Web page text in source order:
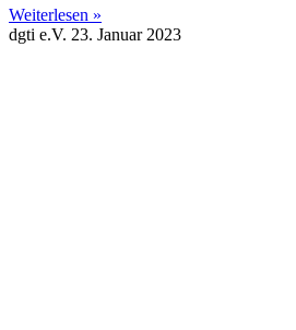
Weiterlesen »
dgti e.V. 23. Januar 2023